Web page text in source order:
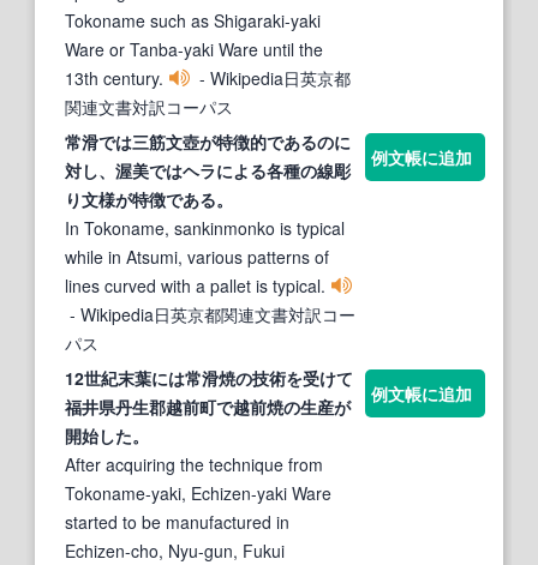
Tokoname such as Shigaraki-yaki
Ware or Tanba-yaki Ware until the
13th century.
- Wikipedia日英京都
関連文書対訳コーパス
常滑では三筋文壺が特徴的であるのに
対し、渥美ではヘラによる各種の線彫
り文様が特徴である。
In Tokoname, sankinmonko is typical
while in Atsumi, various patterns of
lines curved with a pallet is typical.
- Wikipedia日英京都関連文書対訳コー
パス
例文帳に追加
12世紀末葉には常滑焼の技術を受けて
福井県丹生郡越前町で越前焼の生産が
開始した。
After acquiring the technique from
Tokoname-yaki, Echizen-yaki Ware
started to be manufactured in
Echizen-cho, Nyu-gun, Fukui
例文帳に追加